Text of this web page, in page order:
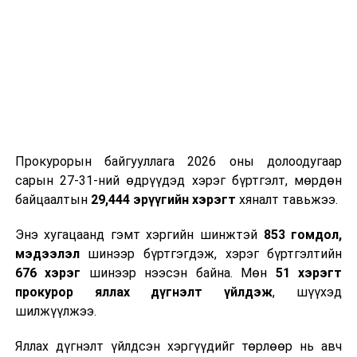
Прокурорын байгууллага 2026 оны долоодугаар
сарын 27-31-ний өдрүүдэд хэрэг бүртгэлт, мөрдөн
байцаалтын 29,444 эрүүгийн хэрэгт хяналт тавьжээ.
Энэ хугацаанд гэмт хэргийн шинжтэй 853 гомдол,
мэдээлэлшинээр бүртгэгдэж, хэрэг бүртгэлтийн
676 хэрэг шинээр нээсэн байна. Мөн 51 хэрэгт
прокурор яллах дүгнэлт үйлдэж, шүүхэд
шилжүүлжээ.
Яллах дүгнэлт үйлдсэн хэргүүдийг төрлөөр нь авч